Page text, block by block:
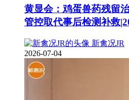
黄显会：鸡蛋兽药残留
管控取代事后检测补救
新禽况JR
2026-07-04